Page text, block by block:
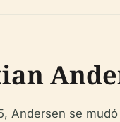
Andersen se